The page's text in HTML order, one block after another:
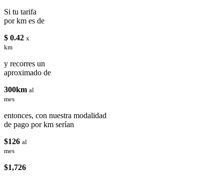
Si tu tarifa
por km es de
$ 0.42 x
km
y recorres un
aproximado de
300km al
mes
entonces, con nuestra modalidad
de pago por km serían
$126 al
mes
$1,726